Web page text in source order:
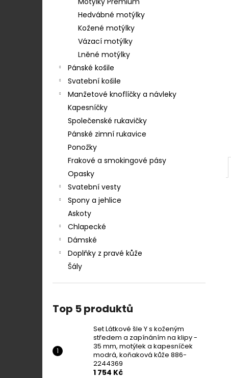
Hedvábné motýlky
Kožené motýlky
Vázací motýlky
Lněné motýlky
Pánské košile
Svatební košile
Manžetové knoflíčky a návleky
Kapesníčky
Společenské rukavičky
Pánské zimní rukavice
Ponožky
Frakové a smokingové pásy
Opasky
Svatební vesty
Spony a jehlice
Askoty
Chlapecké
Dámské
Doplňky z pravé kůže
Šály
Top 5 produktů
Set Látkové šle Y s koženým
středem a zapínáním na klipy -
35 mm, motýlek a kapesníček
modrá, koňaková kůže 886-
2244369
1 754 Kč
MM, MOTÝLEK A KAPESNÍČEK MODRÁ,
KOŇAKOVÁ KŮŽE 886-2244369
1 754 Kč